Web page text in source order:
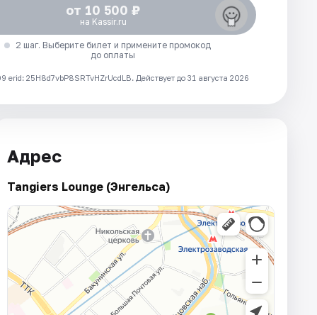
от 10 500 ₽
на Kassir.ru
2 шаг. Выберите билет и примените промокод
до оплаты
25H8d7vbP8SRTvHZrUcdLB. Действует до 31 августа 2026
Адрес
Tangiers Lounge (Энгельса)